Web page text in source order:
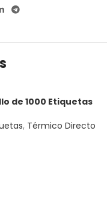
de 1000 Etiquetas
amarillas Core 1
, Térmico Directo